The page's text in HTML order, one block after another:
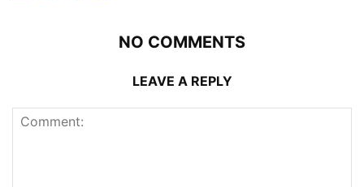
NO COMMENTS
LEAVE A REPLY